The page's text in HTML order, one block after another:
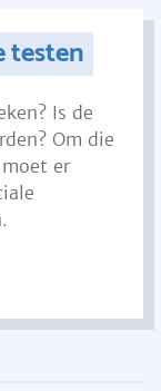
testen
Is de
Om die
er